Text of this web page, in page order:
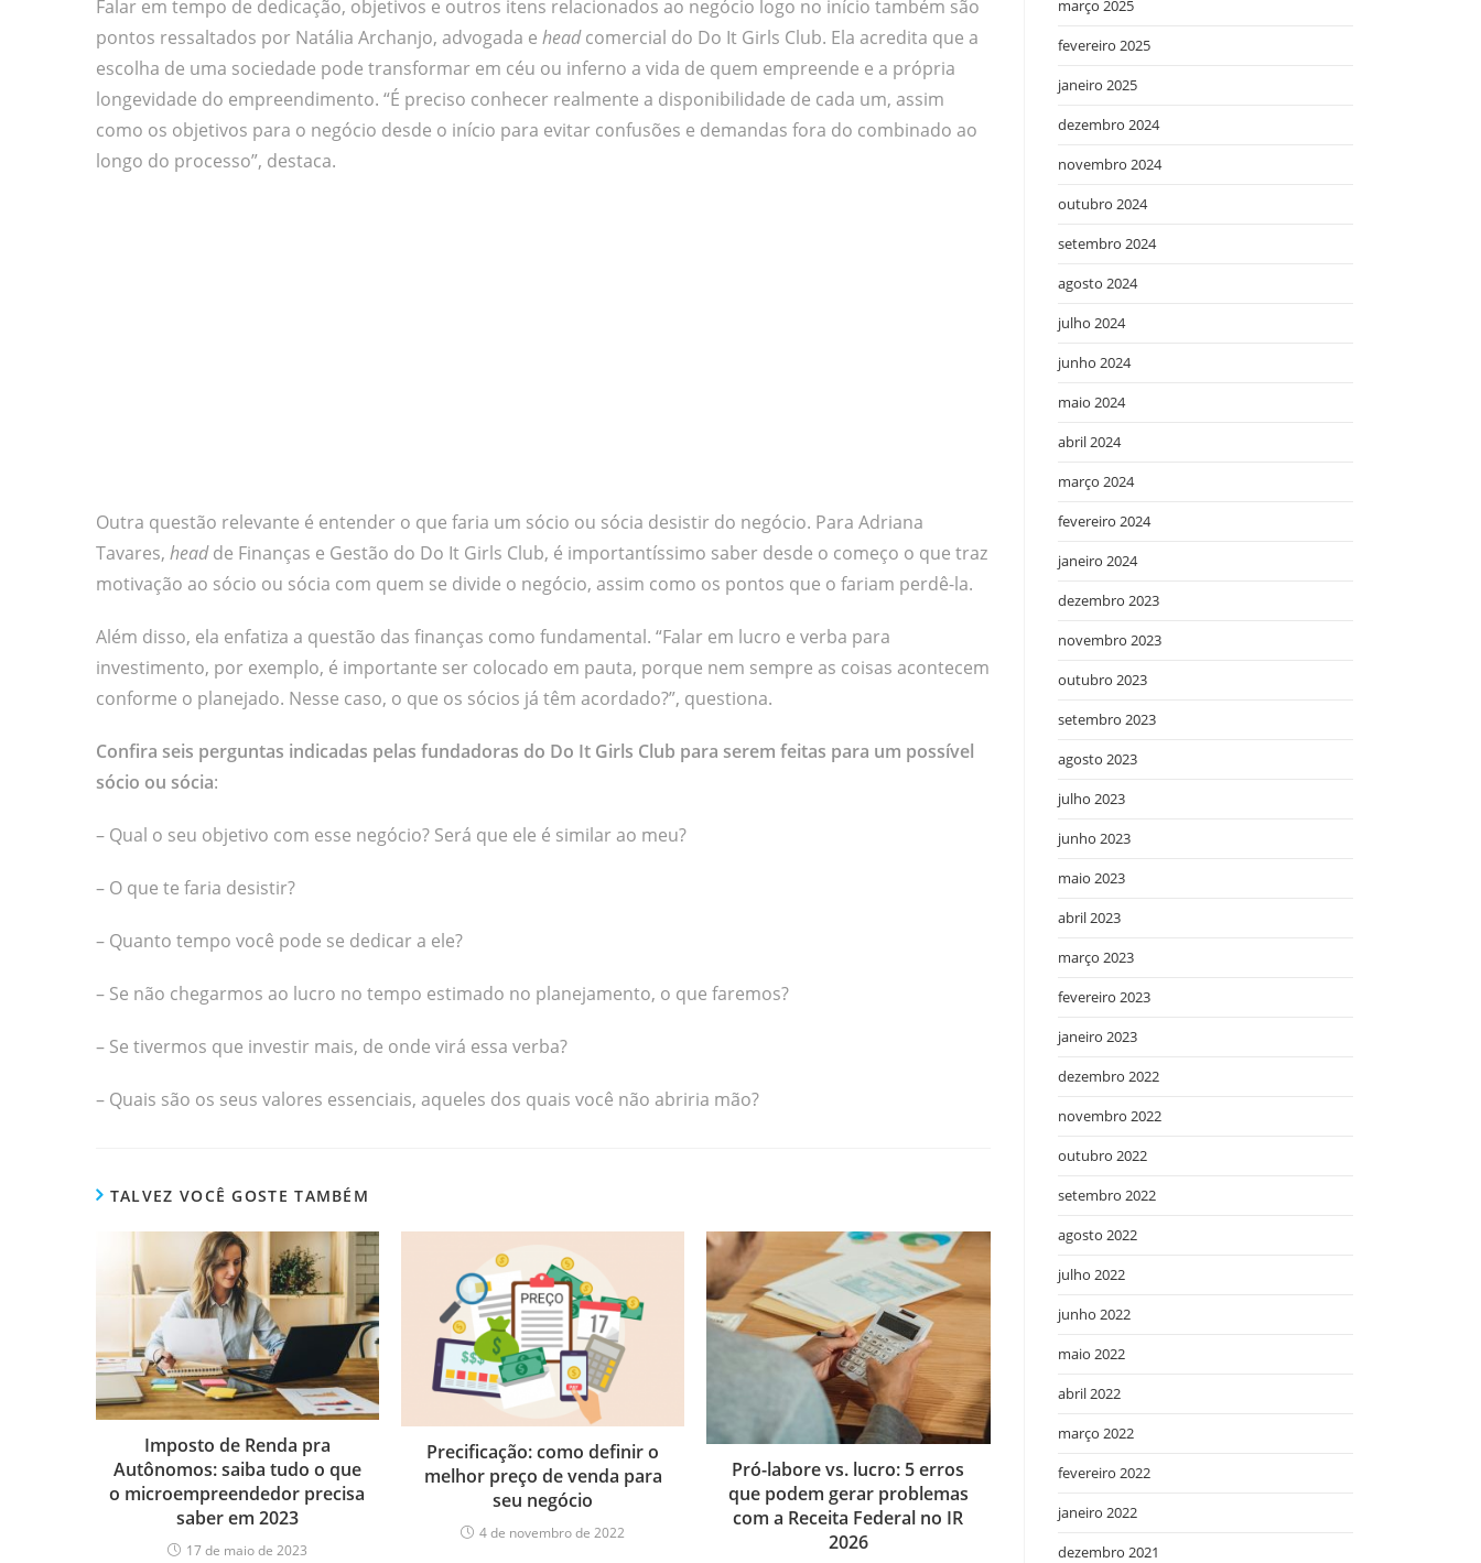
Falar em tempo de dedicação, objetivos e outros itens relacionados ao negócio logo no início também são
pontos ressaltados por Natália Archanjo, advogada e headcomercial do Do It Girls Club. Ela acredita que a
escolha de uma sociedade pode transformar em céu ou inferno a vida de quem empreende e a própria
longevidade do empreendimento. “É preciso conhecer realmente a disponibilidade de cada um, assim
como os objetivos para o negócio desde o início para evitar confusões e demandas fora do combinado ao
longo do processo”, destaca.
Outra questão relevante é entender o que faria um sócio ou sócia desistir do negócio. Para Adriana
Tavares, headde Finanças e Gestão do Do It Girls Club, é importantíssimo saber desde o começo o que traz
motivação ao sócio ou sócia com quem se divide o negócio, assim como os pontos que o fariam perdê-la.
Além disso, ela enfatiza a questão das finanças como fundamental. “Falar em lucro e verba para
investimento, por exemplo, é importante ser colocado em pauta, porque nem sempre as coisas acontecem
conforme o planejado. Nesse caso, o que os sócios já têm acordado?”, questiona.
Confira seis perguntas indicadas pelas fundadoras do Do It Girls Club para serem feitas para um possível
sócio ou sócia:
– Qual o seu objetivo com esse negócio? Será que ele é similar ao meu?
– O que te faria desistir?
– Quanto tempo você pode se dedicar a ele?
– Se não chegarmos ao lucro no tempo estimado no planejamento, o que faremos?
– Se tivermos que investir mais, de onde virá essa verba?
– Quais são os seus valores essenciais, aqueles dos quais você não abriria mão?
TALVEZ VOCÊ GOSTE TAMBÉM
Imposto de Renda pra
Autônomos: saiba tudo o que
o microempreendedor precisa
saber em 2023
17 de maio de 2023
Precificação: como definir o
melhor preço de venda para
seu negócio
4 de novembro de 2022
Pró-labore vs. lucro: 5 erros
que podem gerar problemas
com a Receita Federal no IR
2026
março 2025
fevereiro 2025
janeiro 2025
dezembro 2024
novembro 2024
outubro 2024
setembro 2024
agosto 2024
julho 2024
junho 2024
maio 2024
abril 2024
março 2024
fevereiro 2024
janeiro 2024
dezembro 2023
novembro 2023
outubro 2023
setembro 2023
agosto 2023
julho 2023
junho 2023
maio 2023
abril 2023
março 2023
fevereiro 2023
janeiro 2023
dezembro 2022
novembro 2022
outubro 2022
setembro 2022
agosto 2022
julho 2022
junho 2022
maio 2022
abril 2022
março 2022
fevereiro 2022
janeiro 2022
dezembro 2021